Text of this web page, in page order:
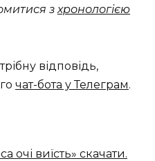
зхронологією
відповідь,
чат-бота у Телеграм.
очі виїсть» скачати.